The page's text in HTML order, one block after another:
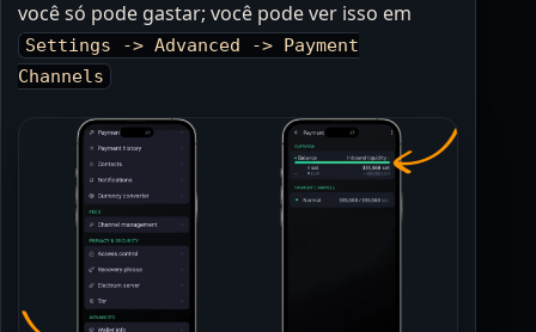
você só pode gastar; você pode ver isso em
Settings -> Advanced -> Payment
Channels